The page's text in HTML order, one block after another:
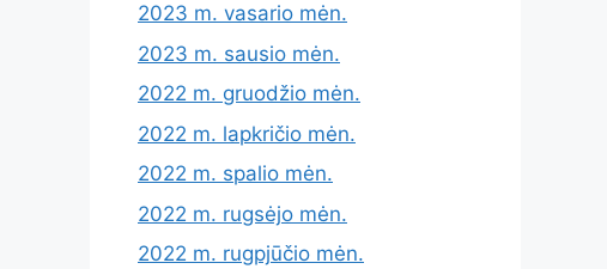
2023 m. vasario mėn.
2023 m. sausio mėn.
2022 m. gruodžio mėn.
2022 m. lapkričio mėn.
2022 m. spalio mėn.
2022 m. rugsėjo mėn.
2022 m. rugpjūčio mėn.